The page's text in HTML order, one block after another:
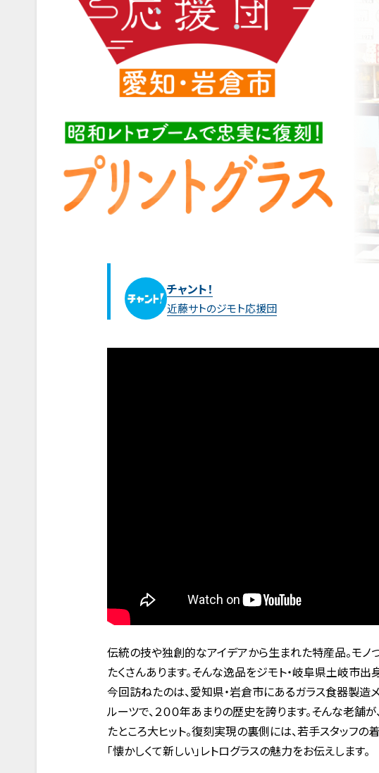
チャント！
近藤サトのジモト応援団
伝統の技や独創的なアイデアから生まれた特産品。モノ
たくさんあります。そんな逸品をジモト・岐阜県土岐市出
今回訪ねたのは、愛知県・岩倉市にあるガラス食器製造
ルーツで、２００年あまりの歴史を誇ります。そんな老
たところ大ヒット。復刻実現の裏側には、若手スタッフ
「懐かしくて新しい」レトログラスの魅力をお伝えします。